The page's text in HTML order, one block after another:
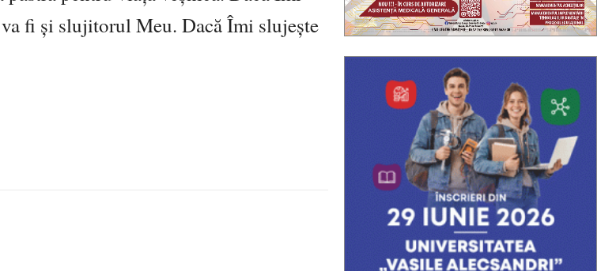
fi şi slujitorul Meu. Dacă Îmi slujeşte